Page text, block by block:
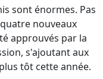
sont énormes. Pas
nouveaux
approuvés par la
s'ajoutant aux
tôt cette année.